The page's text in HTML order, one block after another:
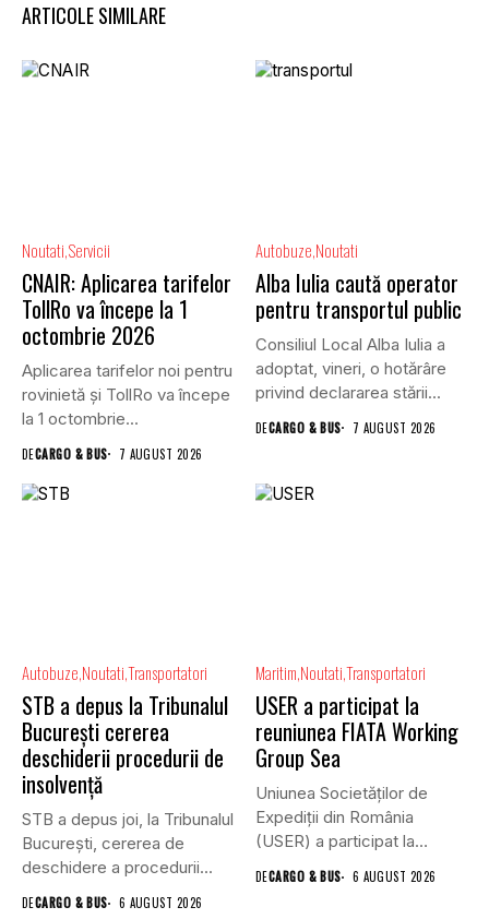
ARTICOLE SIMILARE
Noutati Servicii
CNAIR: Aplicarea tarifelor
TollRo va începe la 1
octombrie 2026
Aplicarea tarifelor noi pentru
rovinietă și TollRo va începe
la 1 octombrie...
DECARGO & BUS 7 AUGUST 2026
Autobuze Noutati
Alba Iulia caută operator
pentru transportul public
Consiliul Local Alba Iulia a
adoptat, vineri, o hotărâre
privind declararea stării...
DECARGO & BUS 7 AUGUST 2026
Autobuze NoutatiTransportatori
STB a depus la Tribunalul
București cererea
deschiderii procedurii de
insolvență
STB a depus joi, la Tribunalul
Bucureşti, cererea de
deschidere a procedurii...
DECARGO & BUS 6 AUGUST 2026
Maritim NoutatiTransportatori
USER a participat la
reuniunea FIATA Working
Group Sea
Uniunea Societăților de
Expediții din România
(USER) a participat la
reuniunea online...
DECARGO & BUS 6 AUGUST 2026